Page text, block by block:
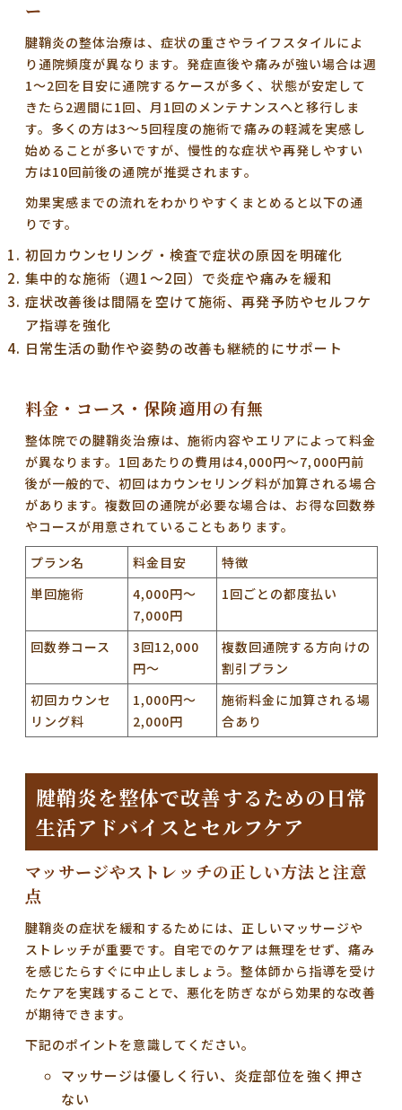
ー
腱鞘炎の整体治療は、症状の重さやライフスタイルによ
り通院頻度が異なります。 発症直後や痛みが強い場合は週
1〜2回を目安に通院するケースが多く、状態が安定して
きたら2週間に1回、月1回のメンテナンスへと移行しま
す。多くの方は3〜5回程度の施術で痛みの軽減を実感し
始める ことが多いですが、慢性的な症状や再発しやすい
方は10回前後の通院が推奨されます。
効果実感までの流れをわかりやすくまとめると以下の通
りです。
初回カウンセリング・検査で症状の原因を明確化
集中的な施術 （週1〜2回）で炎症や痛みを緩和
症状改善後は間隔を空けて施術、再発予防やセルフケ
ア指導を強化
日常生活の動作や姿勢の改善も継続的にサポート
料金・コース・保険適用の有無
整体院での腱鞘炎治療は、施術内容やエリアによって料金
が異なります。 1回あたりの費用は4,000円〜7,000円前
後が一般的で、初回はカウンセリング料が加算される場合
があります。複数回の通院が必要な場合は、お得な回数券
やコースが用意されていることもあります。
プラン名
料金目安
特徴
単回施術
4,000円〜
7,000円
1回ごとの都度払い
回数券コース
3回12,000
円〜
複数回通院する方向けの
割引プラン
初回カウンセ
リング料
1,000円〜
2,000円
施術料金に加算される場
合あり
腱鞘炎を整体で改善するための日常
生活アドバイスとセルフケア
マッサージやストレッチの正しい方法と注意
点
腱鞘炎の症状を緩和するためには、正しいマッサージや
ストレッチが重要です。自宅でのケアは無理をせず、痛み
を感じたらすぐに中止しましょう。整体師から指導を受け
たケアを実践することで、悪化を防ぎながら効果的な改善
が期待できます。
下記のポイントを意識してください。
マッサージは優しく行い、炎症部位を強く押さ
ない